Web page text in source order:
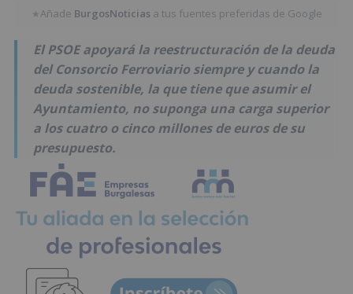
★Añade BurgosNoticias a tus fuentes preferidas de Google
El PSOE apoyará la reestructuración de la deuda
del Consorcio Ferroviario siempre y cuando la
deuda sostenible, la que tiene que asumir el
Ayuntamiento, no suponga una carga superior
a los cuatro o cinco millones de euros de su
presupuesto.